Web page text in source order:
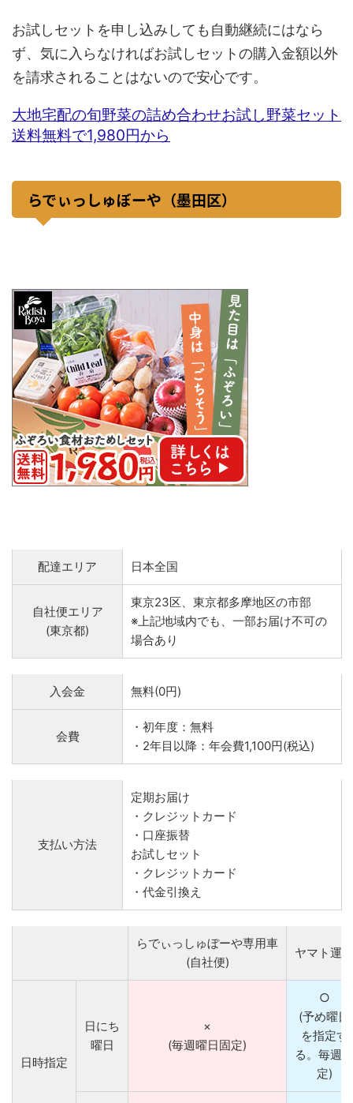
お試しセットを申し込みしても自動継続にはなら
ず、気に入らなければお試しセットの購入金額以外
を請求されることはないので安心です。
大地宅配の旬野菜の詰め合わせお試し野菜セット
送料無料で1,980円から
らでぃっしゅぼーや（墨田区）
配達エリア 日本全国
自社便エリア
(東京都)
東京23区、東京都多摩地区の市部
※上記地域内でも、一部お届け不可の
場合あり
入会金 無料(0円)
会費
・初年度：無料
・2年目以降：年会費1,100円(税込)
支払い方法
定期お届け
・クレジットカード
・口座振替
お試しセット
・クレジットカード
・代金引換え
らでぃっしゅぼーや専用車
(自社便)
ヤマト運輸
日時指定
日にち
曜日
×
(毎週曜日固定)
○
(予め曜日
を指定す
る。毎週固
定)